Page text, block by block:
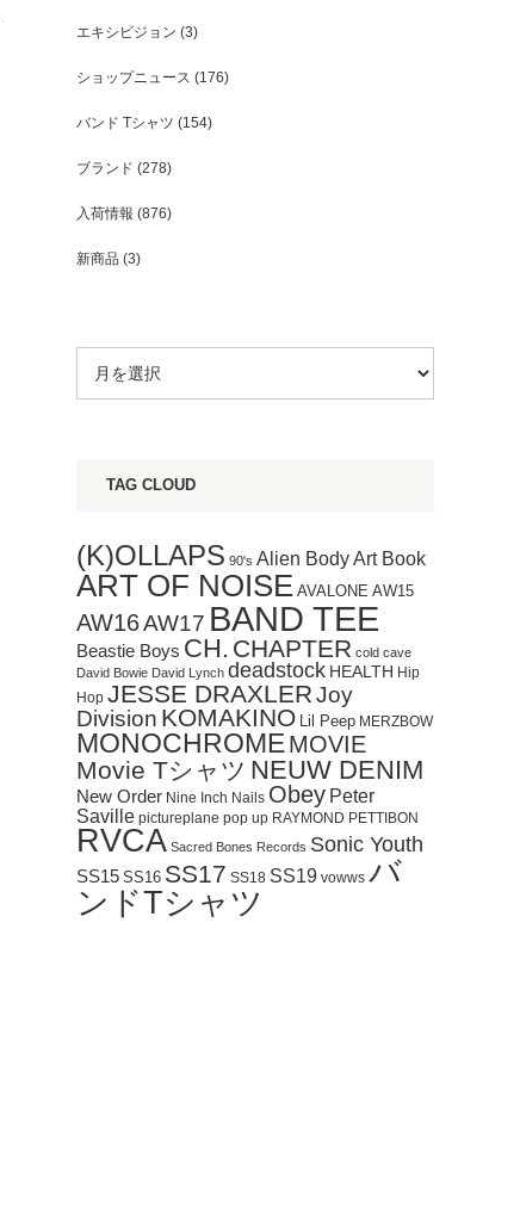
エキシビジョン (3)
ショップニュース (176)
バンド Tシャツ (154)
ブランド (278)
入荷情報 (876)
新商品 (3)
TAG CLOUD
(K)OLLAPS 90's Alien BodyArt Book
ART OF NOISE AVALONE AW15
AW16AW17 BAND TEE
Beastie Boys CH. CHAPTER cold cave
David Bowie David Lynch deadstock HEALTH Hip
Hop JESSE DRAXLERJoy
Division KOMAKINO Lil Peep MERZBOW
MONOCHROMEMOVIE
Movie Tシャツ NEUW DENIM
New Order Nine Inch Nails Obey Peter
Saville pictureplane pop up RAYMOND PETTIBON
RVCA Sacred Bones Records Sonic Youth
SS15 SS16 SS17 SS18 SS19 vowws バ
ンドTシャツ